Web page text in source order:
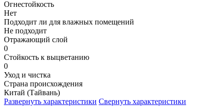
Огнестойкость
Нет
Подходит ли для влажных помещений
Не подходит
Отражающий слой
0
Стойкость к выцветанию
0
Уход и чистка
Страна происхождения
Китай (Тайвань)
Развернуть характеристики Свернуть характеристики